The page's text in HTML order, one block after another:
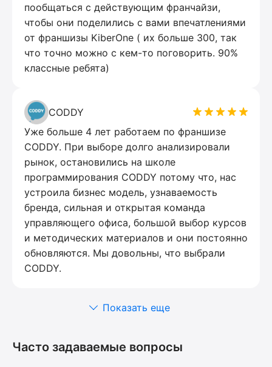
пообщаться с действующим франчайзи,
чтобы они поделились с вами впечатлениями
от франшизы KiberOne ( их больше 300, так
что точно можно с кем-то поговорить. 90%
классные ребята)
CODDY
Уже больше 4 лет работаем по франшизе
CODDY. При выборе долго анализировали
рынок, остановились на школе
программирования CODDY потому что, нас
устроила бизнес модель, узнаваемость
бренда, сильная и открытая команда
управляющего офиса, большой выбор курсов
и методических материалов и они постоянно
обновляются. Мы довольны, что выбрали
CODDY.
Показать еще
Часто задаваемые вопросы